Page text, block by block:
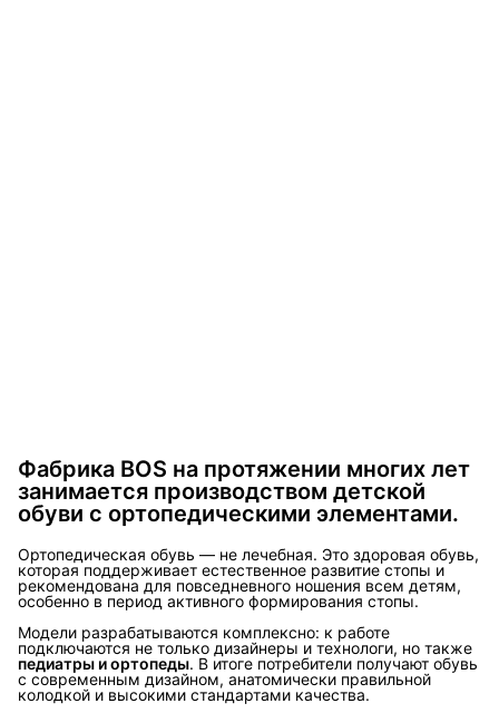
Фабрика BOS на протяжении многих лет
занимается производством детской
обуви с ортопедическими элементами.
Ортопедическая обувь — не лечебная. Это здоровая обувь,
которая поддерживает естественное развитие стопы и
рекомендована для повседневного ношения всем детям,
особенно в период активного формирования стопы.
Модели разрабатываются комплексно: к работе
подключаются не только дизайнеры и технологи, но также
педиатры и ортопеды. В итоге потребители получают обувь
с современным дизайном, анатомически правильной
колодкой и высокими стандартами качества.